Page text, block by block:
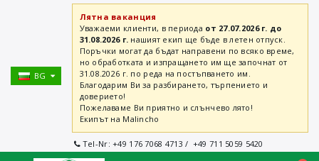
BG
Лятна ваканция
Уважаеми клиенти, в периода от 27.07.2026 г. до
31.08.2026 г. нашият екип ще бъде в летен отпуск.
Поръчки могат да бъдат направени по всяко време,
но обработката и изпращането им ще започнат от
31.08.2026 г. по реда на постъпването им.
Благодарим Ви за разбирането, търпението и
доверието!
Пожелаваме Ви приятно и слънчево лято!
Екипът на Malincho
Tel-Nr:+49 176 7068 4713 / +49 711 5059 5420